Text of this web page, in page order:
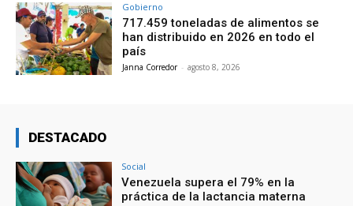
Gobierno
717.459 toneladas de alimentos se
han distribuido en 2026 en todo el
país
Janna Corredor - agosto 8, 2026
DESTACADO
Social
Venezuela supera el 79% en la
práctica de la lactancia materna